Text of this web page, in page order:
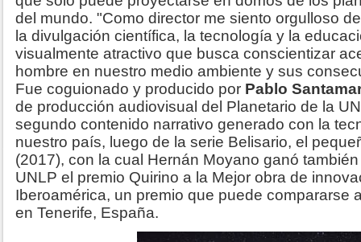
del mundo. "Como director me siento orgulloso
la divulgación científica, la tecnología y la
visualmente atractivo que busca conscientizar
hombre en nuestro medio ambiente y sus
Fue coguionado y producido por Pablo
de producción audiovisual del Planetario de la
segundo contenido narrativo generado con la
nuestro país, luego de la serie Belisario, el
(2017), con la cual Hernán Moyano ganó
UNLP el premio Quirino a la Mejor obra de
Iberoamérica, un premio que puede compararse
en Tenerife, España.